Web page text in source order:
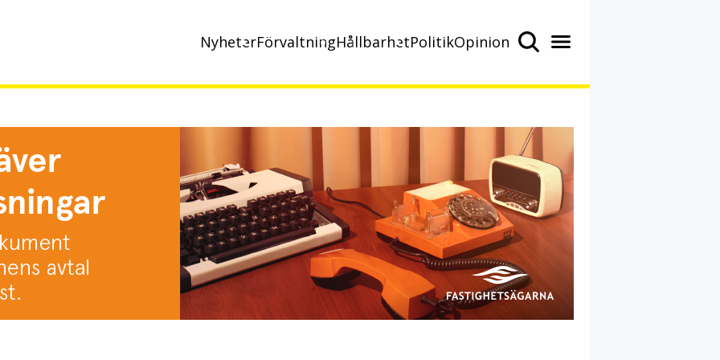
NyheterFörvaltningHållbarhetPolitikOpinion